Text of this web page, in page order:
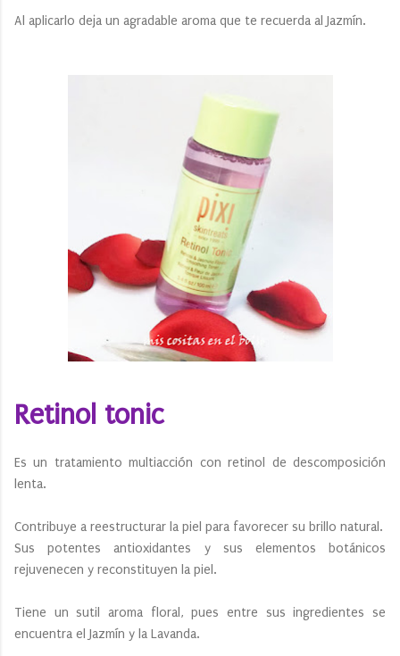
Al aplicarlo deja un agradable aroma que te recuerda al Jazmín.
Retinol tonic
Es un tratamiento multiacción con retinol de descomposición
lenta.
Contribuye a reestructurar la piel para favorecer su brillo natural.
Sus potentes antioxidantes y sus elementos botánicos
rejuvenecen y reconstituyen la piel.
Tiene un sutil aroma floral, pues entre sus ingredientes se
encuentra el Jazmín y la Lavanda.